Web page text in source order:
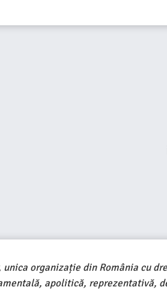
organizație din România cu
apolitică, reprezentativă,